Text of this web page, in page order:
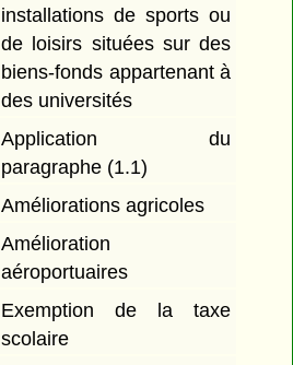
installations de sports ou
de loisirs situées sur des
biens-fonds appartenant à
des universités
Application du
paragraphe (1.1)
Améliorations agricoles
Amélioration
aéroportuaires
Exemption de la taxe
scolaire